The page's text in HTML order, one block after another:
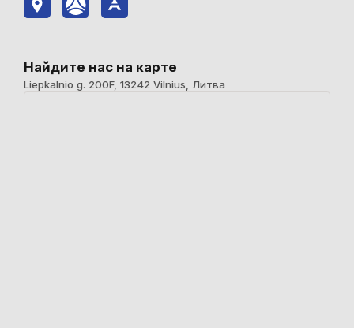
Найдите нас на карте
Liepkalnio g. 200F, 13242 Vilnius, Литва